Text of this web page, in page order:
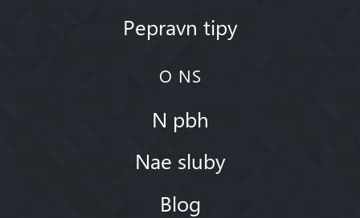
Pepravn tipy
O NS
N pbh
Nae sluby
Blog